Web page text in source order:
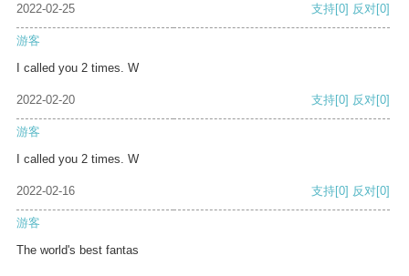
2022-02-25 支持[0] 反对[0]
游客
I called you 2 times. W
2022-02-20 支持[0] 反对[0]
游客
I called you 2 times. W
2022-02-16 支持[0] 反对[0]
游客
The world's best fantas